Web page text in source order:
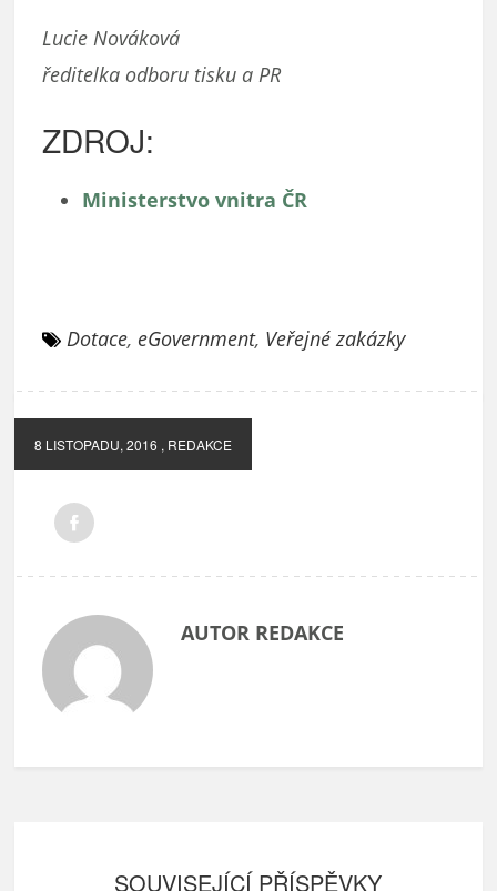
Lucie Nováková
ředitelka odboru tisku a PR
ZDROJ:
Ministerstvo vnitra ČR
Dotace, eGovernment, Veřejné zakázky
8 LISTOPADU, 2016 , REDAKCE
AUTOR REDAKCE
SOUVISEJÍCÍ PŘÍSPĚVKY